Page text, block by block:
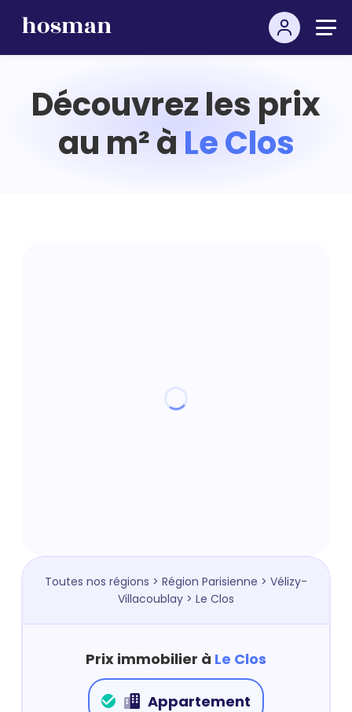
Découvrez les prix
au m² à Le Clos
Toutes nos régions > Région Parisienne > Vélizy-
Villacoublay > Le Clos
Prix immobilier à Le Clos
Appartement